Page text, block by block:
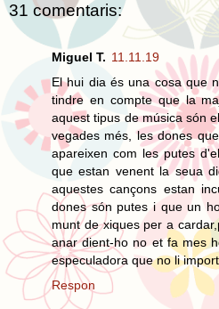
31 comentaris:
Miguel T. 11.11.19
El hui dia és una cosa que
tindre en compte que la
aquest tipus de música són
vegades més, les dones
apareixen com les putes
que estan venent la seua
aquestes cançons estan
dones són putes i que un
munt de xiques per a
anar dient-ho no et fa mes
especuladora que no li
Respon